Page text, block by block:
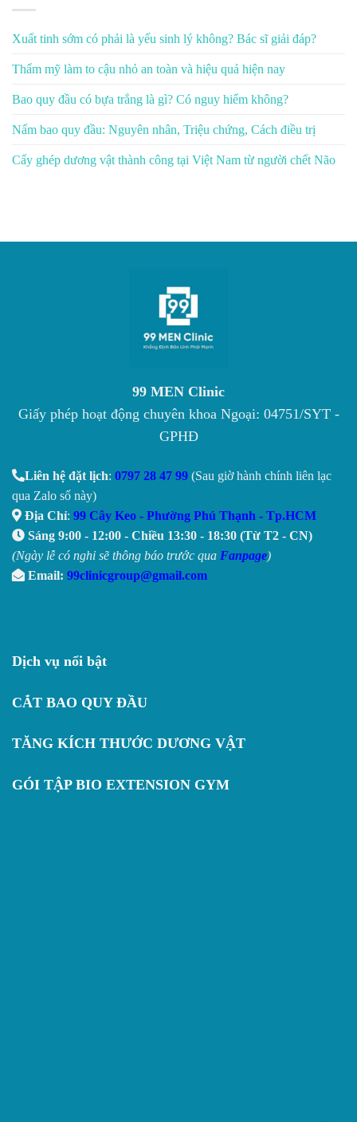
Xuất tinh sớm có phải là yếu sinh lý không? Bác sĩ giải đáp?
Thẩm mỹ làm to cậu nhỏ an toàn và hiệu quả hiện nay
Bao quy đầu có bựa trắng là gì? Có nguy hiểm không?
Nấm bao quy đầu: Nguyên nhân, Triệu chứng, Cách điều trị
Cấy ghép dương vật thành công tại Việt Nam từ người chết Não
99 MEN Clinic
Giấy phép hoạt động chuyên khoa Ngoại: 04751/SYT -
GPHĐ
Liên hệ đặt lịch: 0797 28 47 99 (Sau giờ hành chính liên lạc
qua Zalo số này)
Địa Chỉ: 99 Cây Keo - Phường Phú Thạnh - Tp.HCM
Sáng 9:00 - 12:00 - Chiều 13:30 - 18:30 (Từ T2 - CN)
(Ngày lễ có nghỉ sẽ thông báo trước qua Fanpage)
Email: 99clinicgroup@gmail.com
Dịch vụ nổi bật
CẮT BAO QUY ĐẦU
TĂNG KÍCH THƯỚC DƯƠNG VẬT
GÓI TẬP BIO EXTENSION GYM